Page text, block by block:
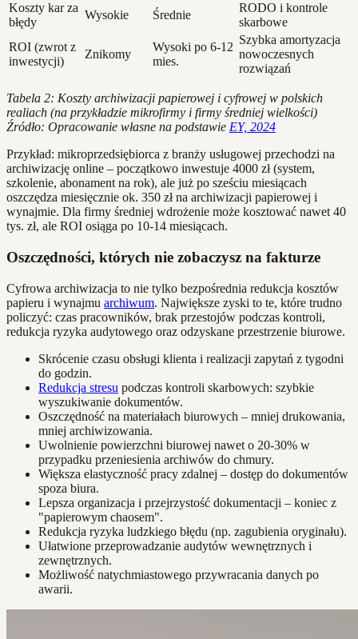
Koszty kar za
błędy
Wysokie Średnie
RODO i kontrole
skarbowe
ROI (zwrot z
inwestycji)
Znikomy
Wysoki po 6-12
mies.
Szybka amortyzacja
nowoczesnych
rozwiązań
Tabela 2: Koszty archiwizacji papierowej i cyfrowej w polskich
realiach (na przykładzie mikrofirmy i firmy średniej wielkości)
Źródło: Opracowanie własne na podstawie EY, 2024
Przykład: mikroprzedsiębiorca z branży usługowej przechodzi na
archiwizację online – początkowo inwestuje 4000 zł (system,
szkolenie, abonament na rok), ale już po sześciu miesiącach
oszczędza miesięcznie ok. 350 zł na archiwizacji papierowej i
wynajmie. Dla firmy średniej wdrożenie może kosztować nawet 40
tys. zł, ale ROI osiąga po 10-14 miesiącach.
Oszczędności, których nie zobaczysz na fakturze
Cyfrowa archiwizacja to nie tylko bezpośrednia redukcja kosztów
papieru i wynajmu archiwum. Największe zyski to te, które trudno
policzyć: czas pracowników, brak przestojów podczas kontroli,
redukcja ryzyka audytowego oraz odzyskane przestrzenie biurowe.
Skrócenie czasu obsługi klienta i realizacji zapytań z tygodni
do godzin.
Redukcja stresu podczas kontroli skarbowych: szybkie
wyszukiwanie dokumentów.
Oszczędność na materiałach biurowych – mniej drukowania,
mniej archiwizowania.
Uwolnienie powierzchni biurowej nawet o 20-30% w
przypadku przeniesienia archiwów do chmury.
Większa elastyczność pracy zdalnej – dostęp do dokumentów
spoza biura.
Lepsza organizacja i przejrzystość dokumentacji – koniec z
"papierowym chaosem".
Redukcja ryzyka ludzkiego błędu (np. zagubienia oryginału).
Ułatwione przeprowadzanie audytów wewnętrznych i
zewnętrznych.
Możliwość natychmiastowego przywracania danych po
awarii.